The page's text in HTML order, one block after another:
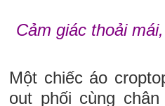
Cảm giác thoải
Một chiếc áo
out phối cùng